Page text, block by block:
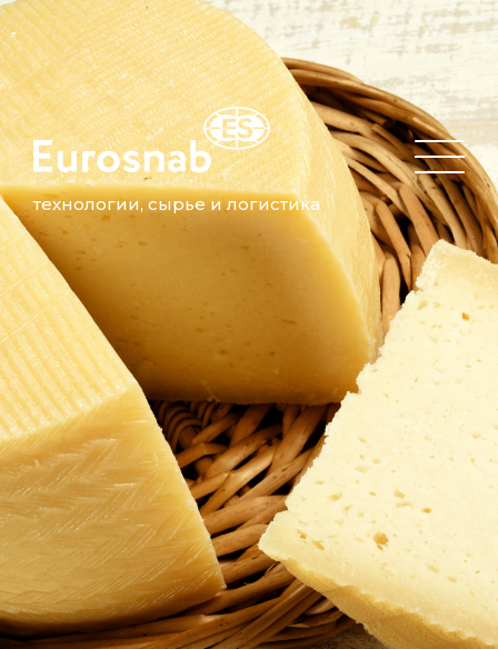
технологии, сырье и логистика